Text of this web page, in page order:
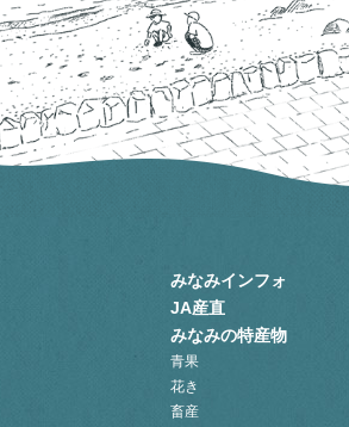
みなみインフォ
JA産直
みなみの特産物
青果
花き
畜産